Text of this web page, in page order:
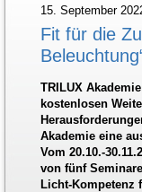
15. September
Fit für die
TRILUX
kostenlosen
Akademie eine
Vom 20.10.-
von fünf
Licht-Kompetenz